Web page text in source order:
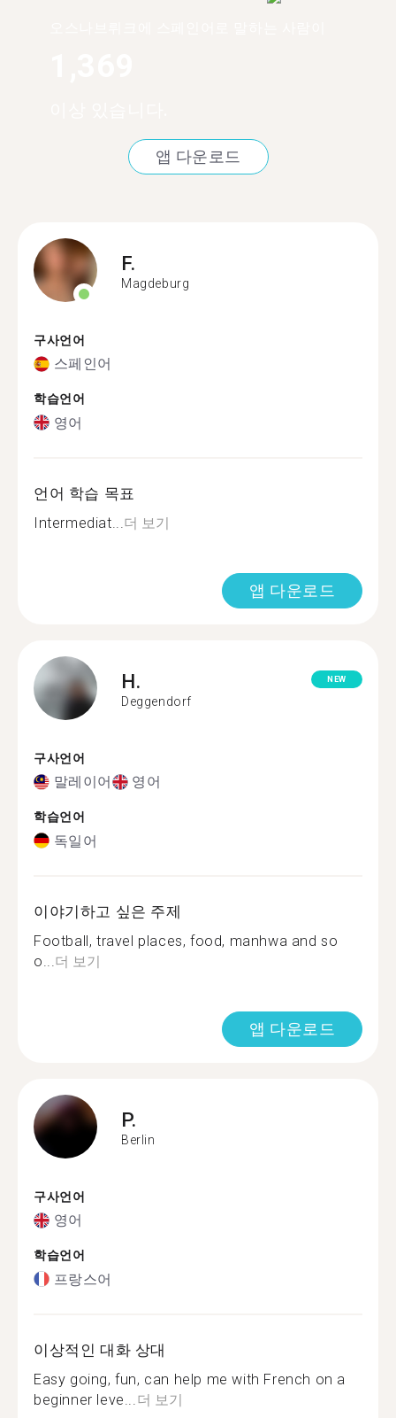
앱 다운로드
F.
Magdeburg
구사언어
스페인어
학습언어
영어
언어 학습 목표
Intermediat... 더 보기
앱 다운로드
H.
Deggendorf
NEW
구사언어
말레이어 영어
학습언어
독일어
이야기하고 싶은 주제
Football, travel places, food, manhwa and so
o... 더 보기
앱 다운로드
P.
Berlin
구사언어
영어
학습언어
프랑스어
이상적인 대화 상대
Easy going, fun, can help me with French on a
beginner leve... 더 보기